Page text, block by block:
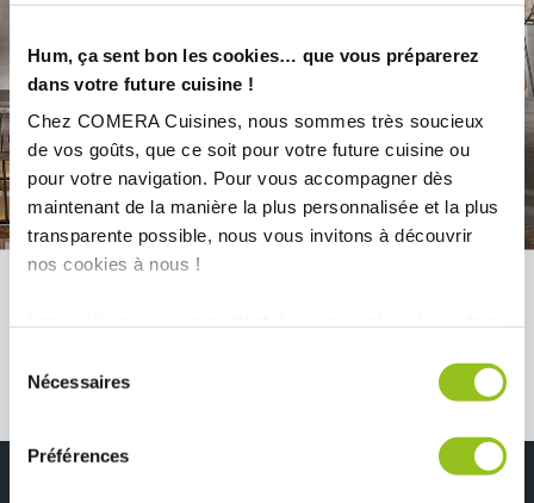
Hum, ça sent bon les cookies… que vous préparerez
dans votre future cuisine !
Chez COMERA Cuisines, nous sommes très soucieux
de vos goûts, que ce soit pour votre future cuisine ou
pour votre navigation. Pour vous accompagner dès
maintenant de la manière la plus personnalisée et la plus
transparente possible, nous vous invitons à découvrir
nos cookies à nous !
médias sociaux et d'analyser notre trafic. Nous
partageons également des informations sur l'utilisation de
notre site avec nos partenaires de médias sociaux, de
publicité et d'analyse, qui peuvent combiner celles-ci
Nécessaires
Préférences
VOIR TOUTES LES CUISINES